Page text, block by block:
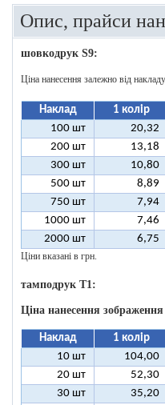
Опис, прайси
шовкодрук S9:
Ціна нанесення залежно від накладу
Наклад 1 колір
100 шт
20,32
200 шт
13,18
300 шт
10,80
500 шт
8,89
750 шт
7,94
1000 шт
7,46
2000 шт
6,75
Ціни вказані в грн.
тамподрук T1:
Ціна нанесення
Наклад 1 колір
10 шт
104,00
20 шт
52,30
30 шт
35,20